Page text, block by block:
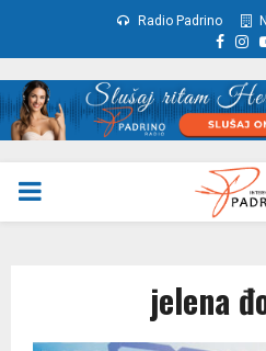
Radio Padrino
PRIMARY
jelena